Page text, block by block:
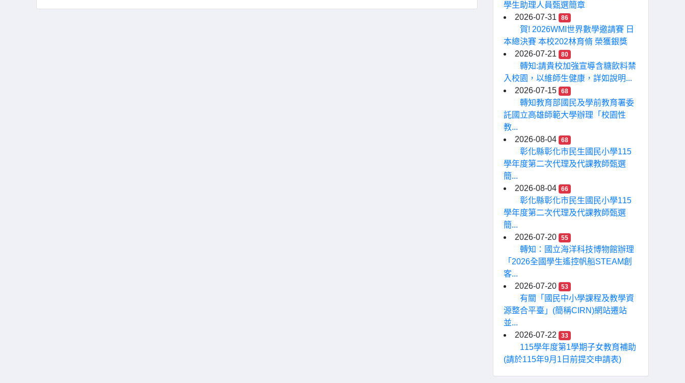
學生助理人員甄選簡章
2026-07-31
86
賀! 2026WMI世界數學邀請賽 日
本總決賽 本校202林育脩 榮獲銀獎
2026-07-21
80
轉知:請貴校加強宣導含糖飲料禁
入校園，以維師生健康，詳如說明...
2026-07-15
68
轉知教育部國民及學前教育署委
託國立高雄師範大學辦理「校園性
教...
2026-08-04
68
彰化縣彰化市民生國民小學115
學年度第二次代理及代課教師甄選
簡...
2026-08-04
66
彰化縣彰化市民生國民小學115
學年度第二次代理及代課教師甄選
簡...
2026-07-20
55
轉知：國立海洋科技博物館辦理
「2026全國學生遙控帆船STEAM創
客...
2026-07-20
53
有關「國民中小學課程及教學資
源整合平臺」(簡稱CIRN)網站遷站
並...
2026-07-22
33
115學年度第1學期子女教育補助
(請於115年9月1日前提交申請表)